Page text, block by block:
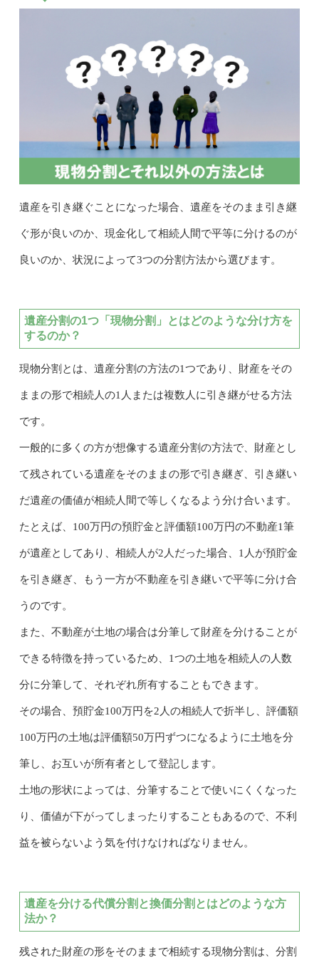
遺産を引き継ぐことになった場合、遺産をそのまま引き継
ぐ形が良いのか、現金化して相続人間で平等に分けるのが
良いのか、状況によって3つの分割方法から選びます。
遺産分割の1つ「現物分割」とはどのような分け方を
するのか？
現物分割とは、遺産分割の方法の1つであり、財産をその
ままの形で相続人の1人または複数人に引き継がせる方法
です。
一般的に多くの方が想像する遺産分割の方法で、財産とし
て残されている遺産をそのままの形で引き継ぎ、引き継い
だ遺産の価値が相続人間で等しくなるよう分け合います。
たとえば、100万円の預貯金と評価額100万円の不動産1筆
が遺産としてあり、相続人が2人だった場合、1人が預貯金
を引き継ぎ、もう一方が不動産を引き継いで平等に分け合
うのです。
また、不動産が土地の場合は分筆して財産を分けることが
できる特徴を持っているため、1つの土地を相続人の人数
分に分筆して、それぞれ所有することもできます。
その場合、預貯金100万円を2人の相続人で折半し、評価額
100万円の土地は評価額50万円ずつになるように土地を分
筆し、お互いが所有者として登記します。
土地の形状によっては、分筆することで使いにくくなった
り、価値が下がってしまったりすることもあるので、不利
益を被らないよう気を付けなければなりません。
遺産を分ける代償分割と換価分割とはどのような方
法か？
残された財産の形をそのままで相続する現物分割は、分割